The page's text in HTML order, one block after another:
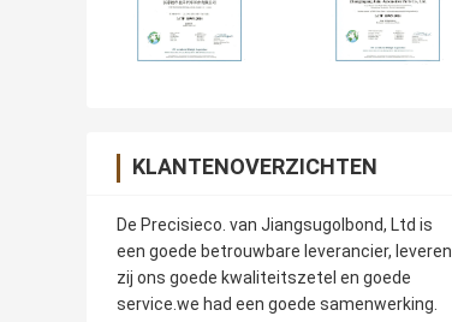
KLANTENOVERZICHTEN
De Precisieco. van Jiangsugolbond, Ltd is
een goede betrouwbare leverancier, leveren
zij ons goede kwaliteitszetel en goede
service.we had een goede samenwerking.